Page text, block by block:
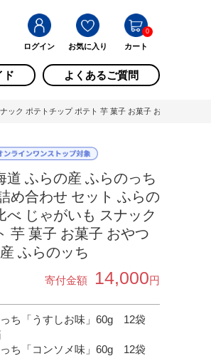
ログイン お気に入り カート
0
ド よくあるご質問
ク ポテトチップ ポテト 芋 菓子 お菓子 おやつ 箱 農協
道 ふらの産 ふらのっち
め合わせ セット ふらの
べ じゃがいも スナック
芋 菓子 お菓子 おやつ
ふらのッち
寄付金額 14,000円
ち「うすしお味」60g 12袋
ち「コンソメ味」60g 12袋